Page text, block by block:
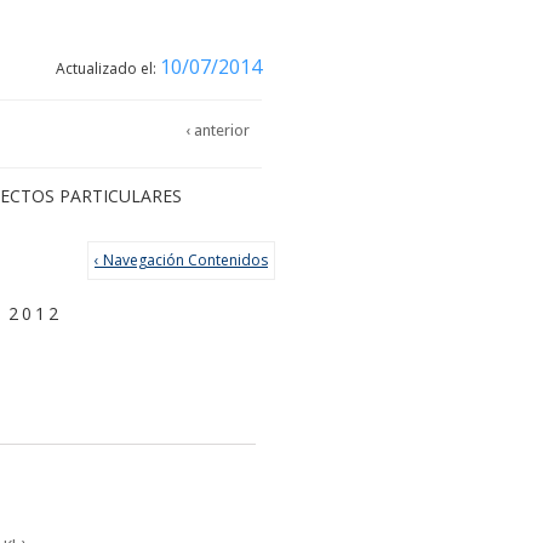
Actualizado el: 10/07/2014
‹ anterior
PARTICULARES
‹ Navegación Contenidos
2012